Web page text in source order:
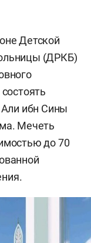
Детской
(ДРКБ)
ибн Сины
Мечеть
до 70